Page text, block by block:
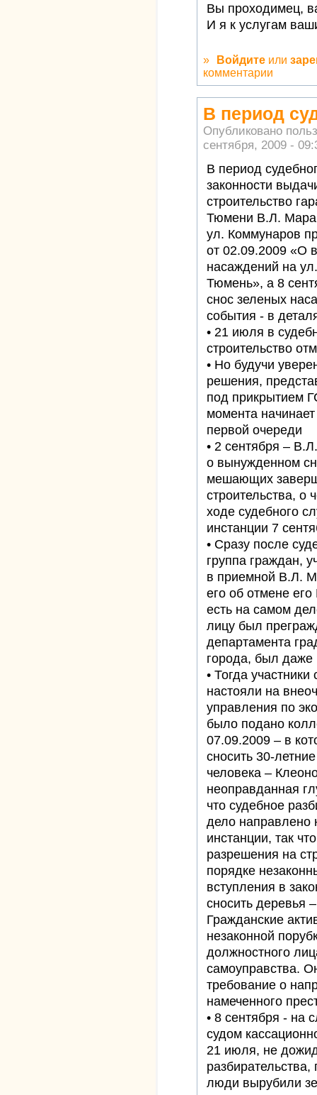
Вы проходимец,
И я к услугам
» Войдите или
комментарии
В период
Опубликовано
сентября, 2009 -
В период
законности
строительство
Тюмени В.Л.
ул. Коммунаров
от 02.09.2009 «О
насаждений на
Тюмень», а 8
снос зеленых
события - в
• 21 июля в
строительство
• Но будучи
решения,
под прикрытием
момента
первой очереди
• 2 сентября –
о вынужденном
мешающих
строительства, о
ходе судебного
инстанции 7
• Сразу после
группа граждан,
в приемной В.Л.
его об отмене
есть на самом
лицу был
департамента
города, был даже
• Тогда
настояли на
управления по
было подано
07.09.2009 – в
сносить 30-
человека –
неоправданная
что судебное
дело направлено
инстанции, так
разрешения на
порядке
вступления в
сносить деревья
Гражданские
незаконной
должностного
самоуправства.
требование о
намеченного
• 8 сентября - на
судом
21 июля, не
люди вырубили